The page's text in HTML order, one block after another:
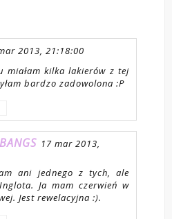
2013, 21:18:00
miałam kilka lakierów z tej
bardzo zadowolona :P
17 mar 2013,
ani jednego z tych, ale
Ja mam czerwień w
Jest rewelacyjna :).